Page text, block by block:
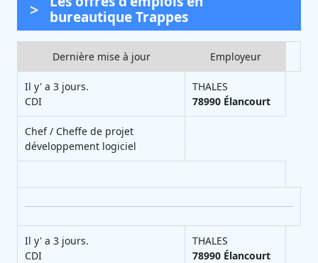
bureautique Trappes
Dernière mise à jour Employeur
Il y' a 3 jours.
CDI
THALES
78990 Élancourt
Chef / Cheffe de projet
développement logiciel
Il y' a 3 jours.
CDI
THALES
78990 Élancourt